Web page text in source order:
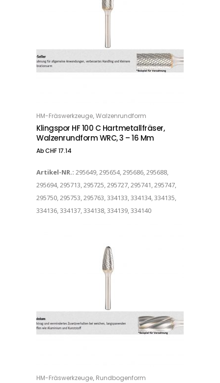
OPTIONS
HM-Fräswerkzeuge,Walzenrundform
Klingspor HF 100 C Hartmetallfräser,
Walzenrundform WRC, 3 – 16 Mm
AbCHF17.14
Artikel-NR.: 295649, 295654, 295686, 295688,
295694, 295713, 295725, 295727, 295741, 295747,
295750, 295753, 295763, 334133, 334134, 334135,
334136, 334137, 334138, 334139, 334140
OPTIONS
HM-Fräswerkzeuge, Rundbogenform